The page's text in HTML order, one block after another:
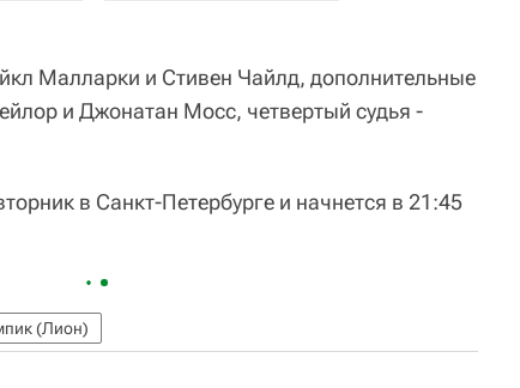
Малларки и Стивен Чайлд, дополнительные
и Джонатан Мосс, четвертый судья -
в Санкт-Петербурге и начнется в 21:45
(Лион)